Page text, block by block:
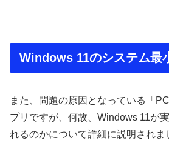
Windows 11のシステム最
また、問題の原因となっている「
プリですが、何故、Windows 11が
れるのかについて詳細に説明されま